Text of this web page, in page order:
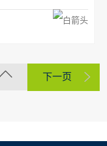
下一页